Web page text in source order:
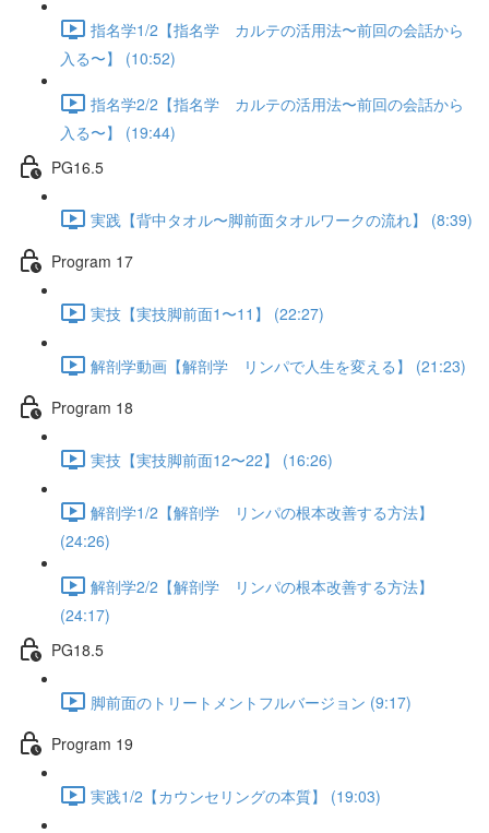
指名学1/2【指名学 カルテの活用法〜前回の会話から
入る〜】 (10:52)
指名学2/2【指名学 カルテの活用法〜前回の会話から
入る〜】 (19:44)
PG16.5
実践【背中タオル〜脚前面タオルワークの流れ】 (8:39)
Program 17
実技【実技脚前面1〜11】 (22:27)
解剖学動画【解剖学 リンパで人生を変える】 (21:23)
Program 18
実技【実技脚前面12〜22】 (16:26)
解剖学1/2【解剖学 リンパの根本改善する方法】
(24:26)
解剖学2/2【解剖学 リンパの根本改善する方法】
(24:17)
PG18.5
脚前面のトリートメントフルバージョン (9:17)
Program 19
実践1/2【カウンセリングの本質】 (19:03)